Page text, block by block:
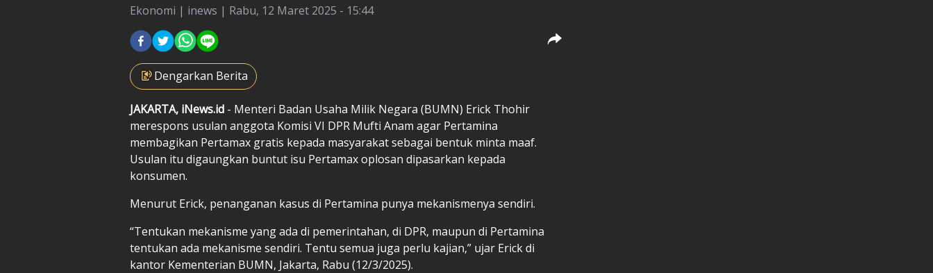
Ekonomi | inews | Rabu, 12 Maret 2025 - 15:44
Dengarkan Berita
JAKARTA, iNews.id - Menteri Badan Usaha Milik Negara (BUMN) Erick Thohir
merespons usulan anggota Komisi VI DPR Mufti Anam agar Pertamina
membagikan Pertamax gratis kepada masyarakat sebagai bentuk minta maaf.
Usulan itu digaungkan buntut isu Pertamax oplosan dipasarkan kepada
konsumen.
Menurut Erick, penanganan kasus di Pertamina punya mekanismenya sendiri.
“Tentukan mekanisme yang ada di pemerintahan, di DPR, maupun di Pertamina
tentukan ada mekanisme sendiri. Tentu semua juga perlu kajian,” ujar Erick di
kantor Kementerian BUMN, Jakarta, Rabu (12/3/2025).